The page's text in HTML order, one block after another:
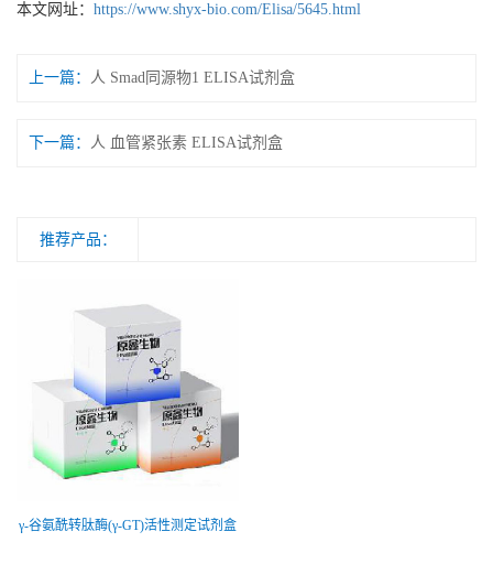
本文网址： https://www.shyx-bio.com/Elisa/5645.html
上一篇： 人 Smad同源物1 ELISA试剂盒
下一篇： 人 血管紧张素 ELISA试剂盒
推荐产品：
γ-谷氨酰转肽酶(γ-GT)活性测定试剂盒